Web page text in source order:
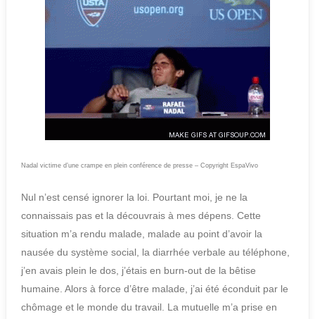
Nadal victime d’une crampe en plein conférence de presse – Copyright EspaVivo
Nul n’est censé ignorer la loi. Pourtant moi, je ne la
connaissais pas et la découvrais à mes dépens. Cette
situation m’a rendu malade, malade au point d’avoir la
nausée du système social, la diarrhée verbale au téléphone,
j’en avais plein le dos, j’étais en burn-out de la bêtise
humaine. Alors à force d’être malade, j’ai été éconduit par le
chômage et le monde du travail. La mutuelle m’a prise en